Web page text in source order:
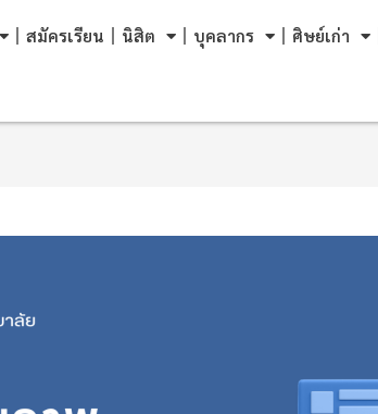
สมัครเรียน นิสิต บุคลากร ศิษย์เก่า